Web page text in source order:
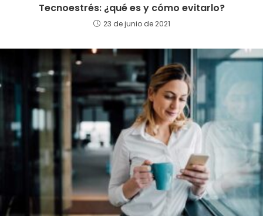
Tecnoestrés: ¿qué es y cómo evitarlo?
23 de junio de 2021